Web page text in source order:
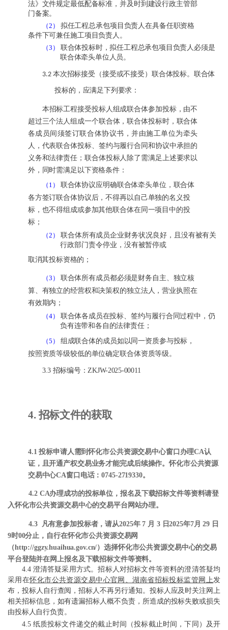
法》文件规定最低配备标准，并及时到建设行政主管部
门备案。
（2） 拟任工程总承包项目负责人在具备任职资格
条件下可兼任施工项目负责人。
（3）
联合体投标时，拟任工程总承包项目负责人必须是
联合体牵头单位人员。
3.2 本次招标接受（接受或不接受） 联合体投标。联合体
投标的，应满足下列要求：
本招标工程接受投标人组成联合体参加投标，由不
超过三个法人组成一个联合体，联合体投标时， 联合体
各成员间须签订联合体协议书，并由施工单位为牵头
人，代表联合体投标、签约与履行合同和协议中承担的
义务和法律责任；联合体投标人除了需满足上述要求以
外，同时需满足以下资格条件：
（1）
联合体协议应明确联合体牵头单位，联合体
各方签订联合体协议后，不得再以自己单独的名义投
标，也不得组成或参加其他联合体在同一项目中的投
标；
（2）
联合体所有成员企业财务状况良好，且没有被有关
行政部门责令停业，没有被暂停或
取消其投标资格的；
（3）
联合体所有成员都必须是财务自主、独立核
算、有独立的经营权和决策权的独立法人，营业执照在
有效期内；
（4）
联合体各成员在投标、签约与履行合同过程中，仍
负有连带和各自的法律责任；
（5）
组成联合体的成员如以同一资质参与投标，
按照资质等级较低的单位确定联合体资质等级。
3.3 招标编号：ZKJW-2025-00011
4. 招标文件的获取
4.1投标申请人需到怀化市公共资源交易中心窗口办理CA认
证，且开通产权交易业务才能完成后续操作。怀化市公共资源
交易中心CA窗口电话：0745-2719330。
4.2 CA办理成功的投标单位，报名及下载招标文件等资料请登
入怀化市公共资源交易中心的交易平台网站办理。
4.3 凡有意参加投标者，请从2025年 7 月 3 日2025年7月 29 日
9时00分止，自行在怀化市公共资源交易网
（http://ggzy.huaihua.gov.cn/）选择怀化市公共资源交易中心的交易
平台登陆并在网上报名及下载招标文件等资料。
4.4 澄清答疑采用方式。招标人对招标文件等资料的澄清答疑均
采用在怀化市公共资源交易中心官网 、湖南省招标投标监管网 上 发
布，投标人自行查阅，招标人不再另行通知。投标人应及时关注网上
相关招标信息，如有遗漏招标人概不负责，所造成的投标失败或损失
由投标人自行负责。
4.5 纸质投标文件递交的截止时间（投标截止时间，下同）及开